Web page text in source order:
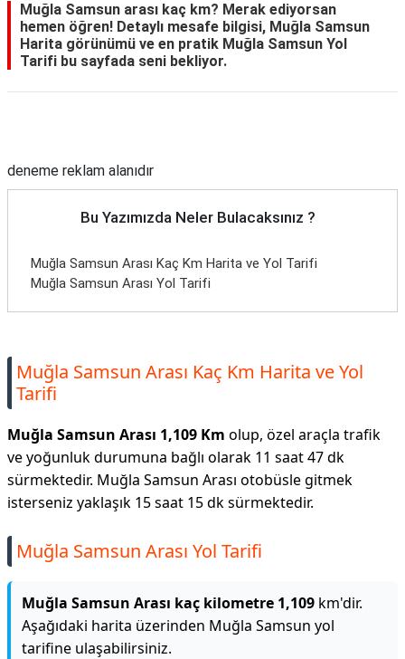
Muğla Samsun arası kaç km? Merak ediyorsan
hemen öğren! Detaylı mesafe bilgisi, Muğla Samsun
Harita görünümü ve en pratik Muğla Samsun Yol
Tarifi bu sayfada seni bekliyor.
deneme reklam alanıdır
Bu Yazımızda Neler Bulacaksınız ?
Muğla Samsun Arası Kaç Km Harita ve Yol Tarifi
Muğla Samsun Arası Yol Tarifi
Muğla Samsun Arası Kaç Km Harita ve Yol
Tarifi
Muğla Samsun Arası 1,109 Km olup, özel araçla trafik
ve yoğunluk durumuna bağlı olarak 11 saat 47 dk
sürmektedir. Muğla Samsun Arası otobüsle gitmek
isterseniz yaklaşık 15 saat 15 dk sürmektedir.
Muğla Samsun Arası Yol Tarifi
Muğla Samsun Arası kaç kilometre 1,109 km'dir.
Aşağıdaki harita üzerinden Muğla Samsun yol
tarifine ulaşabilirsiniz.